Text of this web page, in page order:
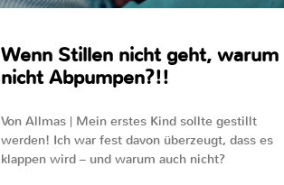
Wenn Stillen nicht geht, warum
nicht Abpumpen?!!
Von Allmas | Mein erstes Kind sollte gestillt
werden! Ich war fest davon überzeugt, dass es
klappen wird – und warum auch nicht?